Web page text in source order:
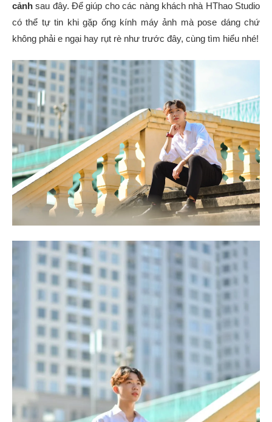
cảnh sau đây. Để giúp cho các nàng khách nhà HThao Studio
có thể tự tin khi gặp ống kính máy ảnh mà pose dáng chứ
không phải e ngại hay rụt rè như trước đây, cùng tìm hiểu nhé!